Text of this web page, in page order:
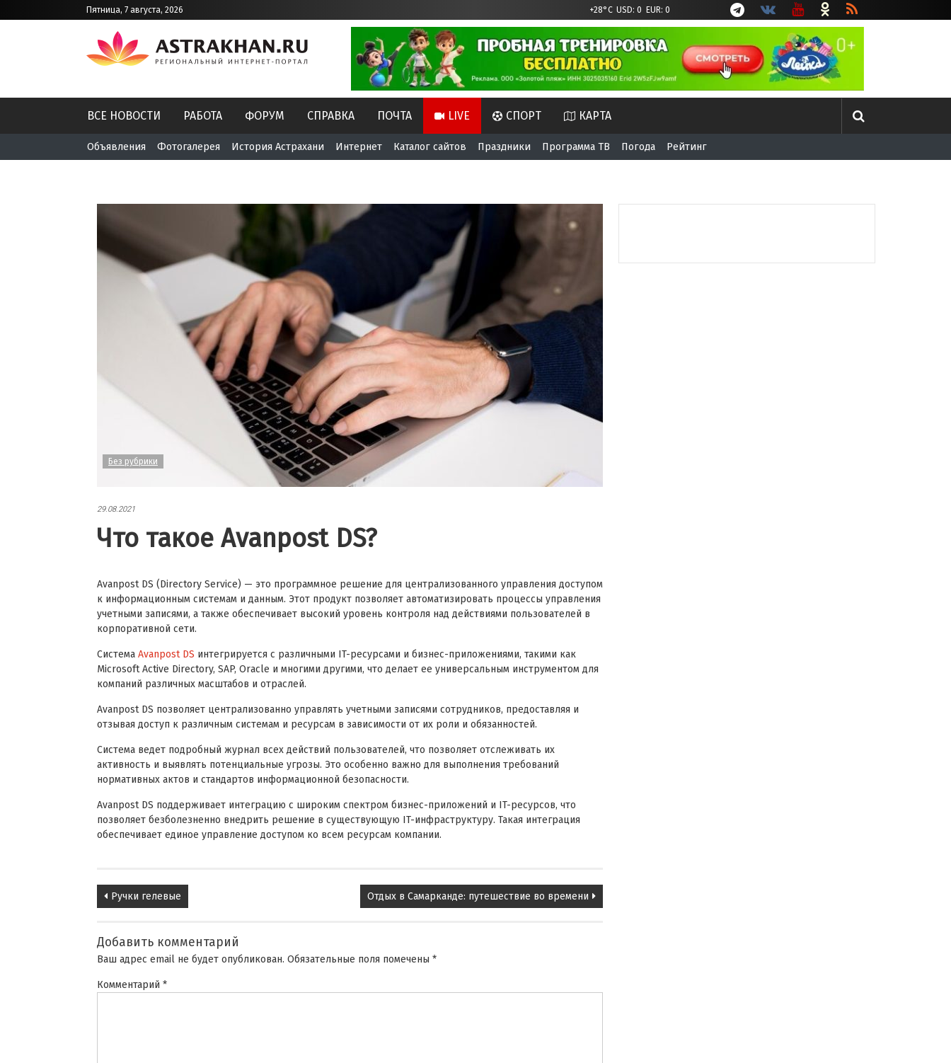
Пятница, 7 августа, 2026 +28°C USD: 0 EUR: 0
ВСЕ НОВОСТИ РАБОТА ФОРУМ СПРАВКА ПОЧТА LIVE СПОРТ КАРТА
Объявления Фотогалерея История Астрахани Интернет Каталог сайтов Праздники Программа ТВ Погода Рейтинг
Без рубрики
29.08.2021
Что такое Avanpost DS?
Avanpost DS (Directory Service) — это программное решение для централизованного управления доступом
к информационным системам и данным. Этот продукт позволяет автоматизировать процессы управления
учетными записями, а также обеспечивает высокий уровень контроля над действиями пользователей в
корпоративной сети.
Система Avanpost DS интегрируется с различными IT-ресурсами и бизнес-приложениями, такими как
Microsoft Active Directory, SAP, Oracle и многими другими, что делает ее универсальным инструментом для
компаний различных масштабов и отраслей.
Avanpost DS позволяет централизованно управлять учетными записями сотрудников, предоставляя и
отзывая доступ к различным системам и ресурсам в зависимости от их роли и обязанностей.
Система ведет подробный журнал всех действий пользователей, что позволяет отслеживать их
активность и выявлять потенциальные угрозы. Это особенно важно для выполнения требований
нормативных актов и стандартов информационной безопасности.
Avanpost DS поддерживает интеграцию с широким спектром бизнес-приложений и IT-ресурсов, что
позволяет безболезненно внедрить решение в существующую IT-инфраструктуру. Такая интеграция
обеспечивает единое управление доступом ко всем ресурсам компании.
Post
navigation
Ручки гелевые Отдых в Самарканде: путешествие во времени
Добавить комментарий
Ваш адрес email не будет опубликован. Обязательные поля помечены *
Комментарий *